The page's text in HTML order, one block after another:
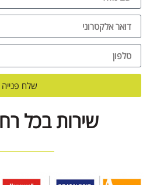
שלח פנייה
שירות בכל